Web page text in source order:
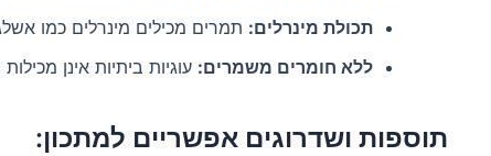
תכולת מינרלים: תמרים מכילים מינרלים כמו
ללא חומרים משמרים: עוגיות ביתיות אינן
תוספות ושדרוגים אפשריים למתכון: